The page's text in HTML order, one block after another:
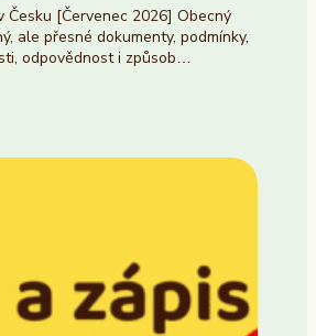
Česku [Červenec 2026] Obecný
ale přesné dokumenty, podmínky,
odpovědnost i způsob…